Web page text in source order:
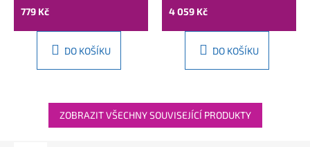
779 Kč
DO KOŠÍKU
4 059 Kč
DO KOŠÍKU
ZOBRAZIT VŠECHNY SOUVISEJÍCÍ PRODUKTY